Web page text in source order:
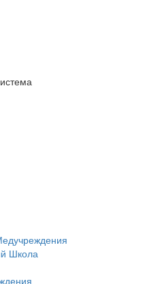
Школа